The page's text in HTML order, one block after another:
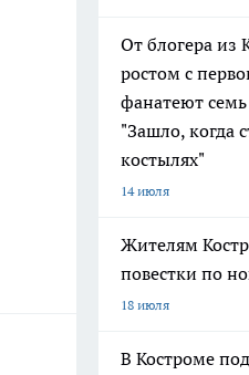
От блогера из
ростом с
фанатеют
"Зашло, когда
костылях"
14 июля
Жителям
повестки по
18 июля
В Костроме